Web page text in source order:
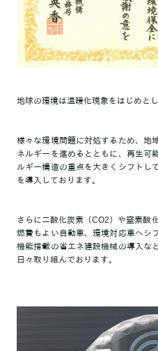
地球の環境は温暖化現象をはじめと
様々な環境問題に対処するため、地
ネルギーを進めるとともに、再生可
ルギー構造の重点を大きくシフトし
を導入しております。
さらに二酸化炭素（CO2）や窒素酸
燃費もよい自動車、環境対応車へシ
機能搭載の省エネ建設機械の導入な
日々取り組んでおります。